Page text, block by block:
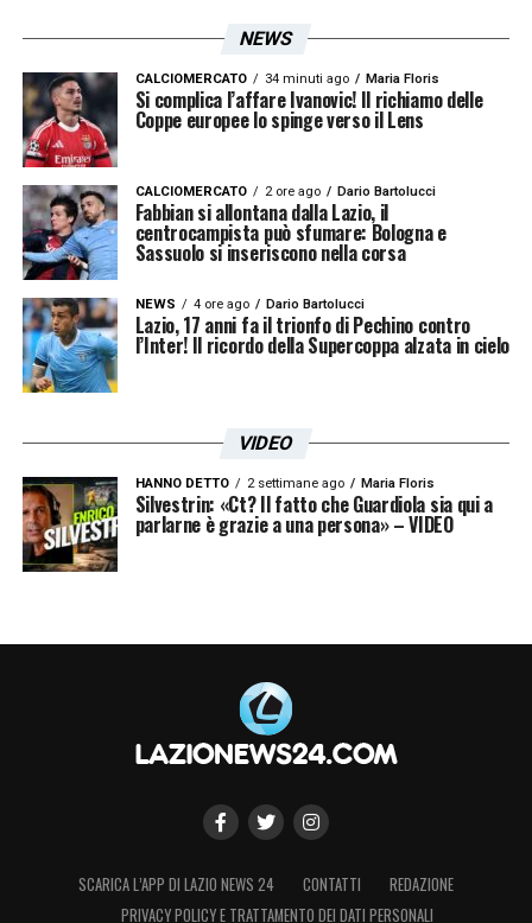
NEWS
CALCIOMERCATO 34 minuti ago Maria Floris
Si complica l’affare Ivanovic! Il richiamo delle
Coppe europee lo spinge verso il Lens
CALCIOMERCATO 2 ore ago Dario Bartolucci
Fabbian si allontana dalla Lazio, il
centrocampista può sfumare: Bologna e
Sassuolo si inseriscono nella corsa
NEWS 4 ore ago Dario Bartolucci
Lazio, 17 anni fa il trionfo di Pechino contro
l’Inter! Il ricordo della Supercoppa alzata in cielo
VIDEO
HANNO DETTO 2 settimane ago Maria Floris
Silvestrin: «Ct? Il fatto che Guardiola sia qui a
parlarne è grazie a una persona» – VIDEO
SCARICA L’APP DI LAZIO NEWS 24 CONTATTI
REDAZIONE
PRIVACY POLICY E TRATTAMENTO DEI DATI PERSONALI